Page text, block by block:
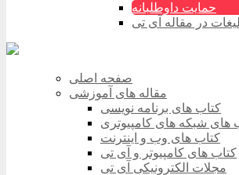
حمایت داوطلبانه
در مقاله آی تی
صفحه اصلی
مقاله های آموزشی
کتاب های برنامه نویسی
های شبکه های کامپیوتری
کتاب های وب و اینترنت
کتاب های کامپیوتر و آی تی
مجلات الکترونیکی آی تی